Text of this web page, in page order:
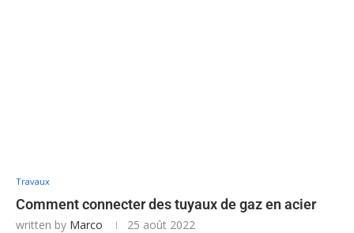
Travaux
Comment connecter des tuyaux de gaz en acier
written by Marco 25 août 2022